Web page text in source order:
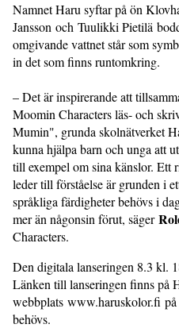
Namnet Haru syftar på ön
Jansson och Tuulikki Pietilä
omgivande vattnet står som
in det som finns runtomkring.
– Det är inspirerande att
Moomin Characters läs- och
Mumin", grunda skolnätverket
kunna hjälpa barn och unga att
till exempel om sina känslor. Ett
leder till förståelse är grunden i
språkliga färdigheter behövs i
mer än någonsin förut, säger
Characters.
Den digitala lanseringen 8.3 kl.
Länken till lanseringen finns på
webbplats www.haruskolor.fi på
behövs.